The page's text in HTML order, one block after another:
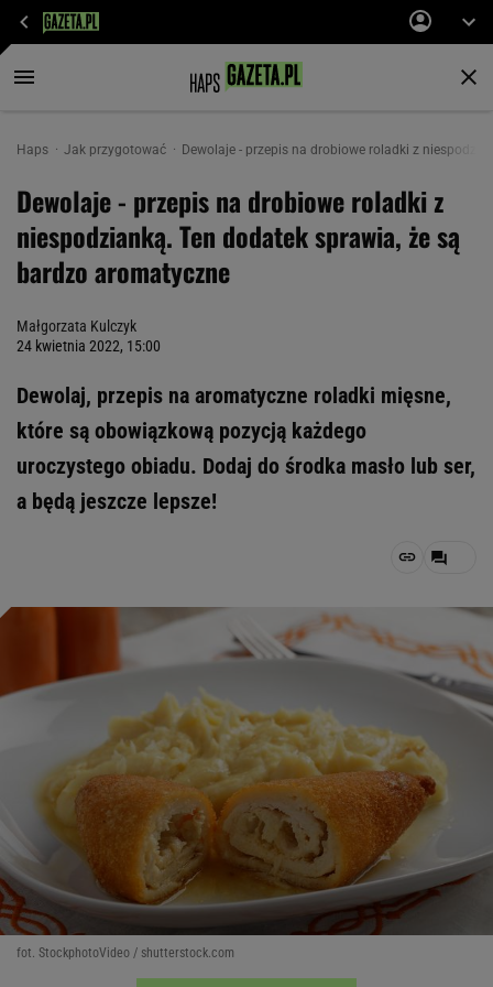
Haps Jak przygotować Dewolaje - przepis na drobiowe roladki z
Dewolaje - przepis na drobiowe roladki z
niespodzianką. Ten dodatek sprawia, że są
bardzo aromatyczne
Małgorzata Kulczyk
24 kwietnia 2022, 15:00
Dewolaj, przepis na aromatyczne roladki mięsne,
które są obowiązkową pozycją każdego
uroczystego obiadu. Dodaj do środka masło lub ser,
a będą jeszcze lepsze!
fot. StockphotoVideo / shutterstock.com